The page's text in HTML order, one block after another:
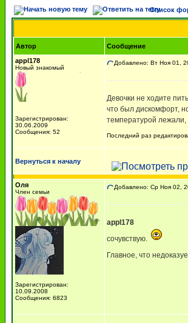
Список
Автор
Сообщение
appl178
Новый знакомый
Зарегистрирован:
30.06.2009
Сообщения: 52
Добавлено: Вт Ноя 01,
Девочки не ходите
что был дискомфорт,
температурой лежали,
Последний раз
Вернуться к началу
Оля
Член семьи
Зарегистрирован:
10.09.2008
Сообщения: 6823
Добавлено: Ср Ноя 02,
appl178
сочувствую.
Главное, что